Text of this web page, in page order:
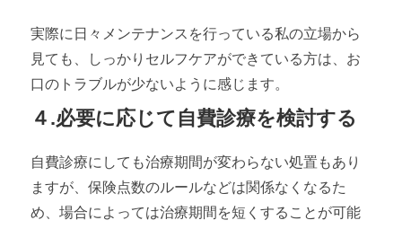
実際に日々メンテナンスを行っている私の立場から
見ても、しっかりセルフケアができている方は、お
口のトラブルが少ないように感じます。
４.必要に応じて自費診療を検討する
自費診療にしても治療期間が変わらない処置もあり
ますが、保険点数のルールなどは関係なくなるた
め、場合によっては治療期間を短くすることが可能